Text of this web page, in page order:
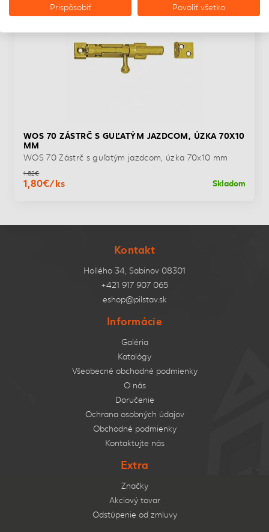
WOS 70 ZÁSTRČ S GUĽATÝM JAZDCOM, ÚZKA 70X10
MM
WOS 70 Zástrč s guľatým jazdcom, úzka 70x10 mm
1,82€
1,80€/ks Skladom
Kontakt
Hollého 34, Sabinov 08301
+421 917 907 065
eshop@pilstav.sk
Informácie
Galéria
Katalógy
Všeobecné obchodné podmienky
O nás
Doručenie
Ochrana osobných údajov
Obchodné podmienky
Kontaktujte nás
Extra
Značky
Akciový tovar
Odstúpenie od zmluvy
Prispôsobiť Povoliť všetko